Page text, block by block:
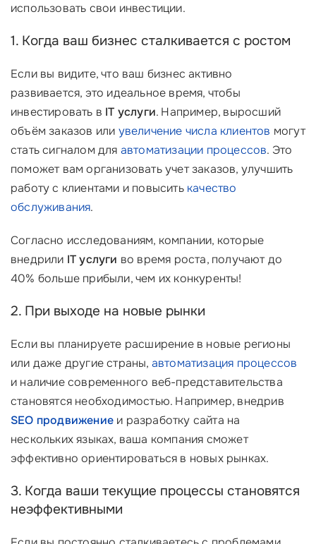
использовать свои инвестиции.
1. Когда ваш бизнес сталкивается с ростом
Если вы видите, что ваш бизнес активно
развивается, это идеальное время, чтобы
инвестировать в IT услуги. Например, выросший
объём заказов или увеличение числа клиентов могут
стать сигналом для автоматизации процессов. Это
поможет вам организовать учет заказов, улучшить
работу с клиентами и повысить качество
обслуживания.
Согласно исследованиям, компании, которые
внедрили IT услуги во время роста, получают до
40% больше прибыли, чем их конкуренты!
2. При выходе на новые рынки
Если вы планируете расширение в новые регионы
или даже другие страны, автоматизация процессов
и наличие современного веб-представительства
становятся необходимостью. Например, внедрив
SEO продвижение и разработку сайта на
нескольких языках, ваша компания сможет
эффективно ориентироваться в новых рынках.
3. Когда ваши текущие процессы становятся
неэффективными